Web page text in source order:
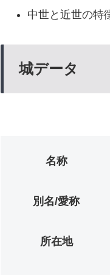
中世と近世の特
城データ
名称
別名/愛称
所在地